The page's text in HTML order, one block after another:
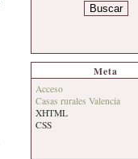
Meta
Acceso
Casas rurales Valencia
XHTML
CSS